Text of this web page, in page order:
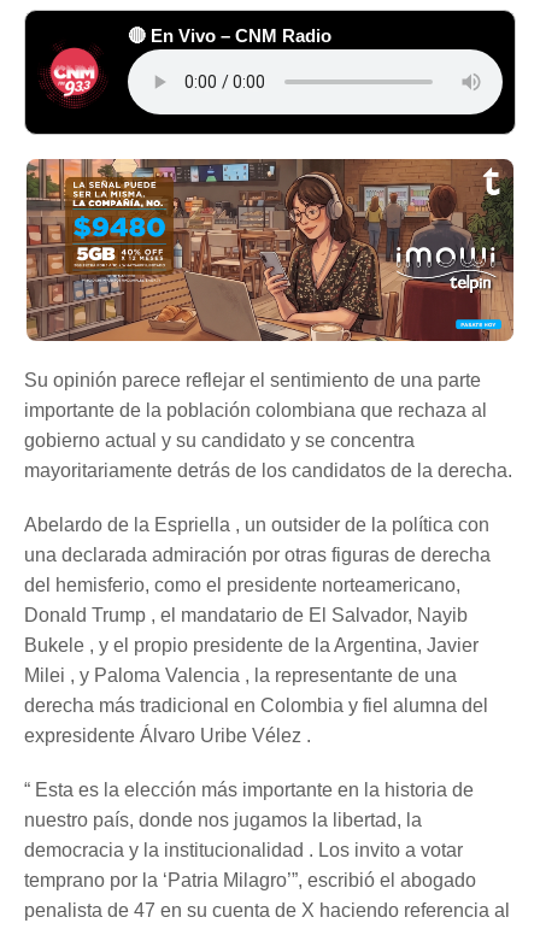
🔴 En Vivo – CNM Radio
Su opinión parece reflejar el sentimiento de una parte
importante de la población colombiana que rechaza al
gobierno actual y su candidato y se concentra
mayoritariamente detrás de los candidatos de la derecha.
Abelardo de la Espriella , un outsider de la política con
una declarada admiración por otras figuras de derecha
del hemisferio, como el presidente norteamericano,
Donald Trump , el mandatario de El Salvador, Nayib
Bukele , y el propio presidente de la Argentina, Javier
Milei , y Paloma Valencia , la representante de una
derecha más tradicional en Colombia y fiel alumna del
expresidente Álvaro Uribe Vélez .
“ Esta es la elección más importante en la historia de
nuestro país, donde nos jugamos la libertad, la
democracia y la institucionalidad . Los invito a votar
temprano por la ‘Patria Milagro’”, escribió el abogado
penalista de 47 en su cuenta de X haciendo referencia al